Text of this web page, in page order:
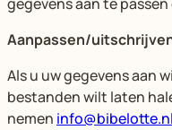
Aanpassen/
Als u uw gegevens aan
bestanden wilt laten
nemen info@bibelotte.nl